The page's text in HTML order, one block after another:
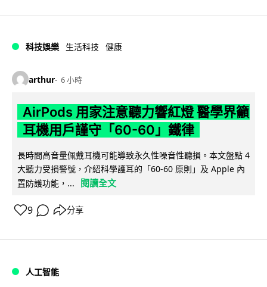
科技娛樂 生活科技 健康
arthur 6 小時
AirPods 用家注意聽力響紅燈 醫學界籲
耳機用戶謹守「60-60」鐵律
長時間高音量佩戴耳機可能導致永久性噪音性聽損。本文盤點 4
大聽力受損警號，介紹科學護耳的「60-60 原則」及 Apple 內
置防護功能，...
閱讀全文
9 分享
人工智能